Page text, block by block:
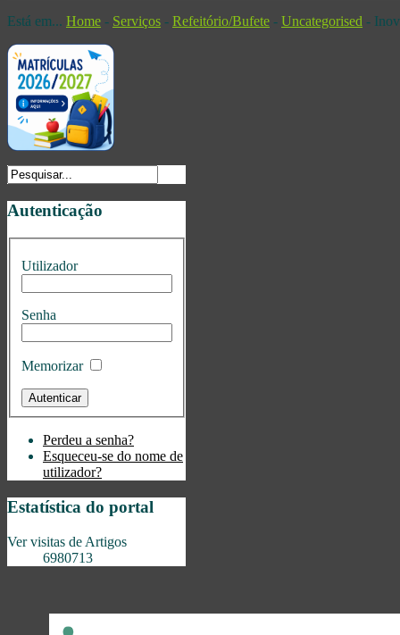
Está em... Home - Serviços - Refeitório/Bufete - Uncategorised -
Autenticação
Utilizador
Senha
Memorizar
Perdeu a senha?
Esqueceu-se do nome de
utilizador?
Estatística do portal
Ver visitas de Artigos
6980713